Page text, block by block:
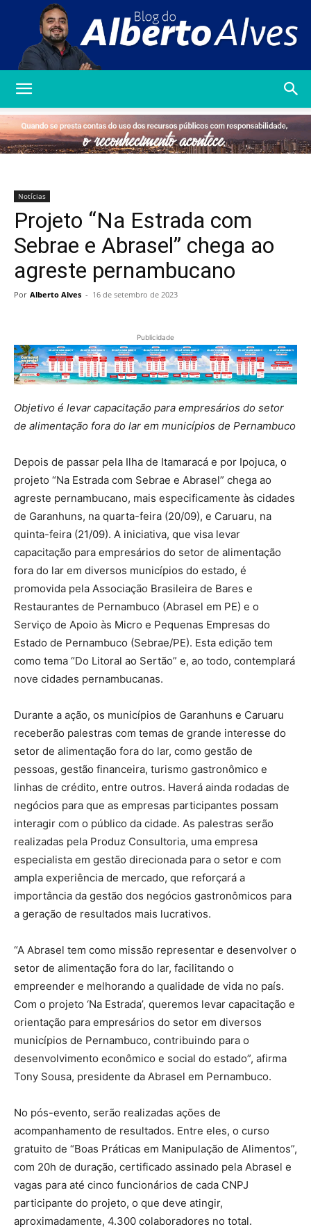
Alberto
Notícias
Projeto “Na Estrada com
Sebrae e Abrasel” chega ao
agreste pernambucano
Por Alberto Alves - 16 de setembro de 2023
Publicidade
Objetivo é levar capacitação para empresários do setor
de alimentação fora do lar em municípios de Pernambuco
Depois de passar pela Ilha de Itamaracá e por Ipojuca, o
projeto “Na Estrada com Sebrae e Abrasel” chega ao
agreste pernambucano, mais especificamente às cidades
de Garanhuns, na quarta-feira (20/09), e Caruaru, na
quinta-feira (21/09). A iniciativa, que visa levar
capacitação para empresários do setor de alimentação
fora do lar em diversos municípios do estado, é
promovida pela Associação Brasileira de Bares e
Restaurantes de Pernambuco (Abrasel em PE) e o
Serviço de Apoio às Micro e Pequenas Empresas do
Estado de Pernambuco (Sebrae/PE). Esta edição tem
como tema “Do Litoral ao Sertão” e, ao todo, contemplará
nove cidades pernambucanas.
Durante a ação, os municípios de Garanhuns e Caruaru
receberão palestras com temas de grande interesse do
setor de alimentação fora do lar, como gestão de
pessoas, gestão financeira, turismo gastronômico e
linhas de crédito, entre outros. Haverá ainda rodadas de
negócios para que as empresas participantes possam
interagir com o público da cidade. As palestras serão
realizadas pela Produz Consultoria, uma empresa
especialista em gestão direcionada para o setor e com
ampla experiência de mercado, que reforçará a
importância da gestão dos negócios gastronômicos para
a geração de resultados mais lucrativos.
“A Abrasel tem como missão representar e desenvolver o
setor de alimentação fora do lar, facilitando o
empreender e melhorando a qualidade de vida no país.
Com o projeto ‘Na Estrada’, queremos levar capacitação e
orientação para empresários do setor em diversos
municípios de Pernambuco, contribuindo para o
desenvolvimento econômico e social do estado”, afirma
Tony Sousa, presidente da Abrasel em Pernambuco.
No pós-evento, serão realizadas ações de
acompanhamento de resultados. Entre eles, o curso
gratuito de “Boas Práticas em Manipulação de Alimentos”,
com 20h de duração, certificado assinado pela Abrasel e
vagas para até cinco funcionários de cada CNPJ
participante do projeto, o que deve atingir,
aproximadamente, 4.300 colaboradores no total.